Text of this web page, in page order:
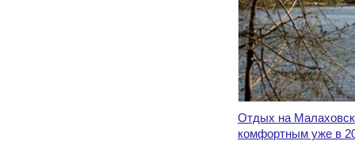
Отдых на
комфортным уже в